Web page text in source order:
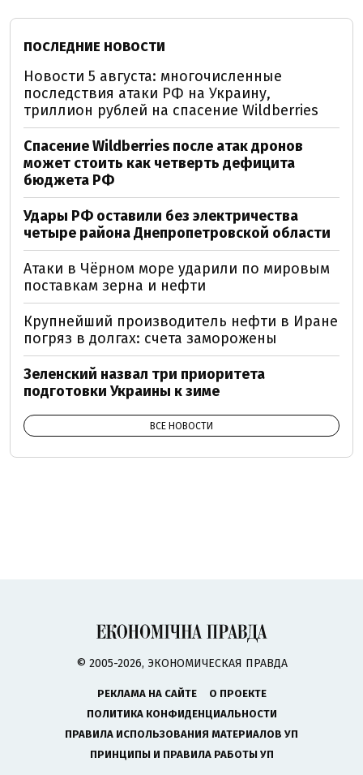
ПОСЛЕДНИЕ НОВОСТИ
Новости 5 августа: многочисленные
последствия атаки РФ на Украину,
триллион рублей на спасение Wildberries
Спасение Wildberries после атак дронов
может стоить как четверть дефицита
бюджета РФ
Удары РФ оставили без электричества
четыре района Днепропетровской области
Атаки в Чёрном море ударили по мировым
поставкам зерна и нефти
Крупнейший производитель нефти в Иране
погряз в долгах: счета заморожены
Зеленский назвал три приоритета
подготовки Украины к зиме
ВСЕ НОВОСТИ
© 2005-2026, ЭКОНОМИЧЕСКАЯ ПРАВДА
РЕКЛАМА НА САЙТЕ
О ПРОЕКТЕ
ПОЛИТИКА КОНФИДЕНЦИАЛЬНОСТИ
ПРАВИЛА ИСПОЛЬЗОВАНИЯ МАТЕРИАЛОВ УП
ПРИНЦИПЫ И ПРАВИЛА РАБОТЫ УП